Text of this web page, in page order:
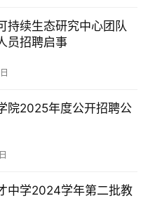
持续生态研究中心团队
员招聘启事
院2025年度公开招聘公
中学2024学年第二批教